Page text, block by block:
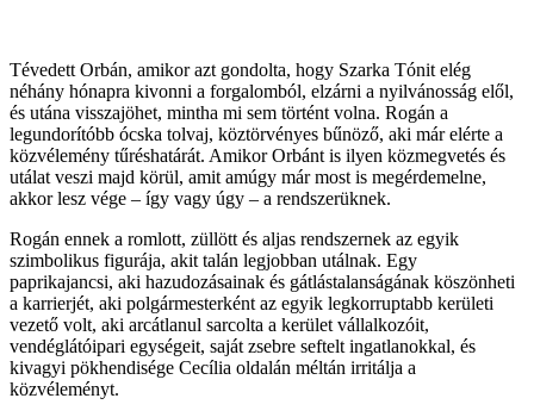
Tévedett Orbán, amikor azt gondolta, hogy Szarka Tónit elég
néhány hónapra kivonni a forgalomból, elzárni a nyilvánosság elől,
és utána visszajöhet, mintha mi sem történt volna. Rogán a
legundorítóbb ócska tolvaj, köztörvényes bűnöző, aki már elérte a
közvélemény tűréshatárát. Amikor Orbánt is ilyen közmegvetés és
utálat veszi majd körül, amit amúgy már most is megérdemelne,
akkor lesz vége – így vagy úgy – a rendszerüknek.
Rogán ennek a romlott, züllött és aljas rendszernek az egyik
szimbolikus figurája, akit talán legjobban utálnak. Egy
paprikajancsi, aki hazudozásainak és gátlástalanságának köszönheti
a karrierjét, aki polgármesterként az egyik legkorruptabb kerületi
vezető volt, aki arcátlanul sarcolta a kerület vállalkozóit,
vendéglátóipari egységeit, saját zsebre seftelt ingatlanokkal, és
kivagyi pökhendisége Cecília oldalán méltán irritálja a
közvéleményt.